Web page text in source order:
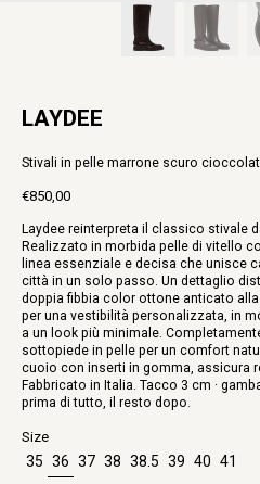
LAYDEE
Stivali in pelle marrone scuro
€850,00
intero
Laydee reinterpreta il classico stivale
Realizzato in morbida pelle di vitello
linea essenziale e decisa che unisce
città in un solo passo. Un dettaglio
doppia fibbia color ottone anticato
per una vestibilità personalizzata, in
a un look più minimale.
sottopiede in pelle per un comfort
cuoio con inserti in gomma, assicura
Fabbricato in Italia. Tacco 3 cm ·
prima di tutto, il resto dopo.
Size
35 36 37 38 38.5 39 40 41